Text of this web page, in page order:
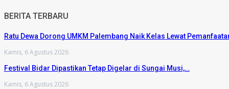
BERITA TERBARU
Ratu Dewa Dorong UMKM Palembang Naik Kelas Lewat
Kamis, 6 Agustus 2026
Festival Bidar Dipastikan Tetap Digelar di Sungai Musi,…
Kamis, 6 Agustus 2026